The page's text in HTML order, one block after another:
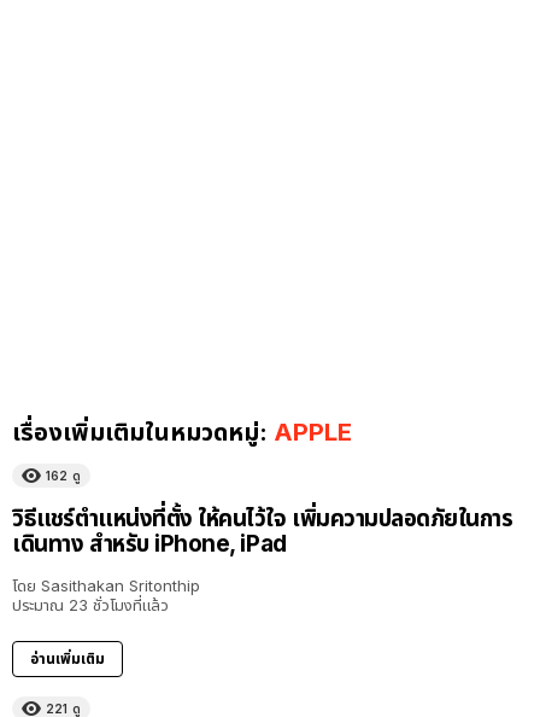
เรื่องเพิ่มเติมในหมวดหมู่: APPLE
162 ดู
วิธีแชร์ตำแหน่งที่ตั้ง ให้คนไว้ใจ เพิ่มความปลอดภัยในการ
เดินทาง สำหรับ iPhone, iPad
โดย Sasithakan Sritonthip
ประมาณ 23 ชั่วโมงที่แล้ว
อ่านเพิ่มเติม
221 ดู